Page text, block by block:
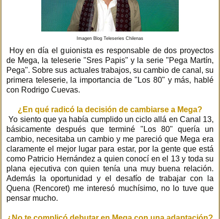
Imagen Blog Teleseries Chilenas
Hoy en día el guionista es responsable de dos proyectos
de Mega, la teleserie "Sres Papis" y la serie "Pega Martín,
Pega". Sobre sus actuales trabajos, su cambio de canal, su
primera teleserie, la importancia de "Los 80" y más, hablé
con Rodrigo Cuevas.
¿En qué radicó la decisión de cambiarse a Mega?
Yo siento que ya había cumplido un ciclo allá en Canal 13,
básicamente después que terminé "Los 80" quería un
cambio, necesitaba un cambio y me pareció que Mega era
claramente el mejor lugar para estar, por la gente que está
como Patricio Hernández a quien conocí en el 13 y toda su
plana ejecutiva con quien tenía una muy buena relación.
Además la oportunidad y el desafío de trabajar con la
Quena (Rencoret) me interesó muchísimo, no lo tuve que
pensar mucho.